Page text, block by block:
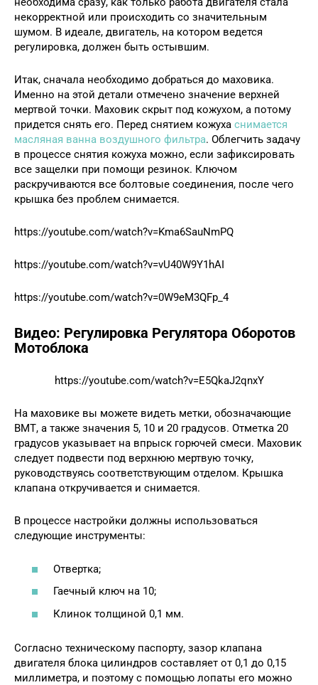
некорректной или происходить со значительным
шумом. В идеале, двигатель, на котором ведется
регулировка, должен быть остывшим.
Итак, сначала необходимо добраться до маховика.
Именно на этой детали отмечено значение верхней
мертвой точки. Маховик скрыт под кожухом, а потому
придется снять его. Перед снятием кожуха снимается
масляная ванна воздушного фильтра. Облегчить задачу
в процессе снятия кожуха можно, если зафиксировать
все защелки при помощи резинок. Ключом
раскручиваются все болтовые соединения, после чего
крышка без проблем снимается.
https://youtube.com/watch?v=Kma6SauNmPQ
https://youtube.com/watch?v=vU40W9Y1hAI
https://youtube.com/watch?v=0W9eM3QFp_4
Видео: Регулировка Регулятора Оборотов
Мотоблока
https://youtube.com/watch?v=E5QkaJ2qnxY
На маховике вы можете видеть метки, обозначающие
ВМТ, а также значения 5, 10 и 20 градусов. Отметка 20
градусов указывает на впрыск горючей смеси. Маховик
следует подвести под верхнюю мертвую точку,
руководствуясь соответствующим отделом. Крышка
клапана откручивается и снимается.
В процессе настройки должны использоваться
следующие инструменты:
Отвертка;
Гаечный ключ на 10;
Клинок толщиной 0,1 мм.
Согласно техническому паспорту, зазор клапана
двигателя блока цилиндров составляет от 0,1 до 0,15
миллиметра, и поэтому с помощью лопаты его можно